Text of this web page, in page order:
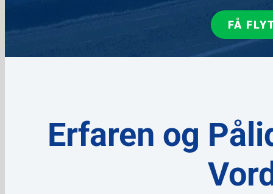
FÅ
Erfaren og